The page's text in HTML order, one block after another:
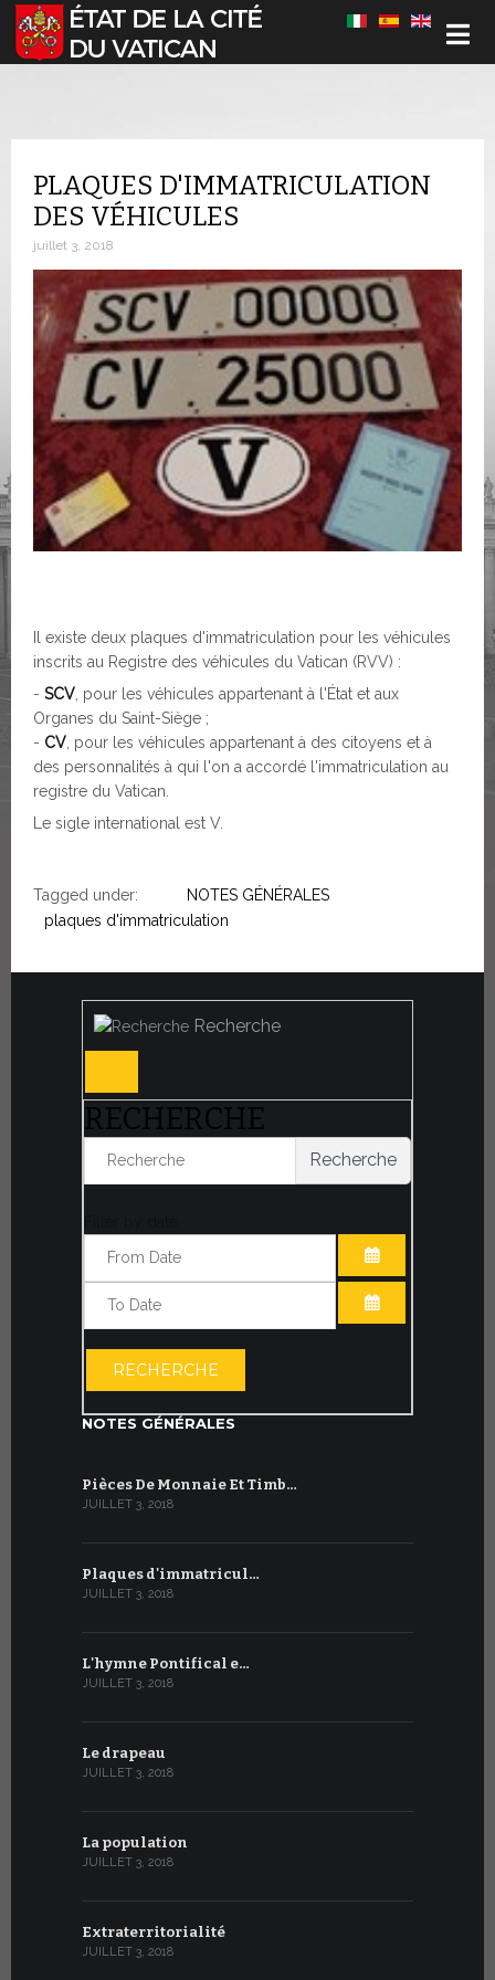
Sélectionnez votre langue
PLAQUES D'IMMATRICULATION
DES VÉHICULES
juillet 3, 2018
Il existe deux plaques d'immatriculation pour les véhicules
inscrits au Registre des véhicules du Vatican (RVV) :
- SCV , pour les véhicules appartenant à l'État et aux
Organes du Saint-Siège ;
- CV , pour les véhicules appartenant à des citoyens et à
des personnalités à qui l'on a accordé l'immatriculation au
registre du Vatican.
Le sigle international est V.
Tagged under:
NOTES GÉNÉRALES
plaques d'immatriculation
Recherche
RECHERCHE
Recherche
OUVRIR LE
RECHERCHE
NOTES GÉNÉRALES
Pièces De Monnaie Et Timb…
JUILLET 3, 2018
Plaques d'immatricul…
JUILLET 3, 2018
L'hymne Pontifical e…
JUILLET 3, 2018
Le drapeau
JUILLET 3, 2018
La population
JUILLET 3, 2018
Extraterritorialité
JUILLET 3, 2018